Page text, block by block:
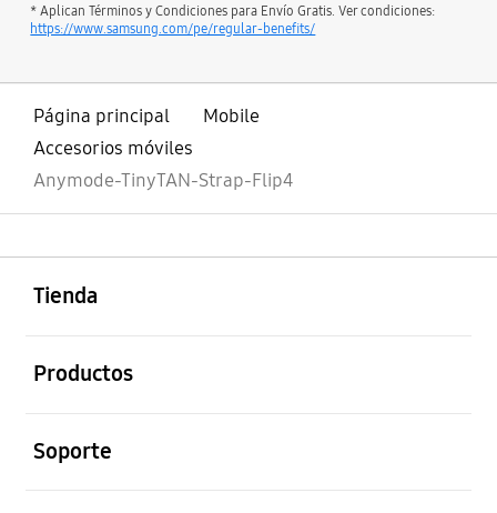
* Aplican Términos y Condiciones para Envío Gratis. Ver condiciones:
https://www.samsung.com/pe/regular-benefits/
Página principal
Mobile
Accesorios móviles
Anymode-TinyTAN-Strap-Flip4
Tienda
Productos
Soporte